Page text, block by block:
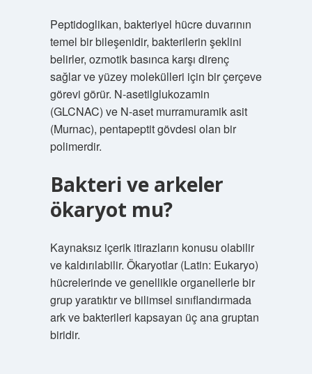
Peptidoglikan, bakteriyel hücre duvarının
temel bir bileşenidir, bakterilerin şeklini
belirler, ozmotik basınca karşı direnç
sağlar ve yüzey molekülleri için bir çerçeve
görevi görür. N-asetilglukozamin
(GLCNAC) ve N-aset murramuramik asit
(Murnac), pentapeptit gövdesi olan bir
polimerdir.
Bakteri ve arkeler
ökaryot mu?
Kaynaksız içerik itirazların konusu olabilir
ve kaldırılabilir. Ökaryotlar (Latin: Eukaryo)
hücrelerinde ve genellikle organellerle bir
grup yaratıktır ve bilimsel sınıflandırmada
ark ve bakterileri kapsayan üç ana gruptan
biridir.